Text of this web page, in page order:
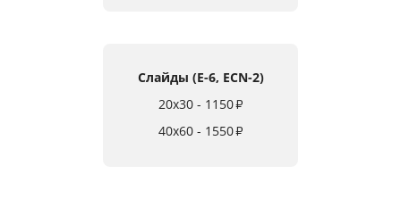
Слайды (E-6, ECN-2)
20x30 - 1150₽
40x60 - 1550₽